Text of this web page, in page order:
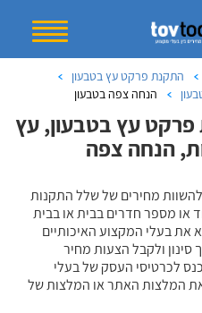
התקנת פרקט עץ בטבעון
הנחה צפה בטבעון
עץ בטבעון, עץ
הנחה צפה
מחירים של שלל התקנות
או מספר חדרים בבית או בבית
את בעלי המקצוע האיכותיים
סינון ולקבל הצעות מחיר
לכרטיסי העסק של בעלי
המלצות האתר או המלצות של